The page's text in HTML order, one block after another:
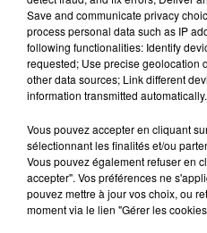
ACTUS RADIO
Save and communicate privacy
process personal data such as IP
following functionalities: Identify
requested; Use precise geolocation
other data sources; Link different
information transmitted automatically.
Vous pouvez accepter en cliquant
sélectionnant les finalités et/ou
Vous pouvez également refuser en
accepter". Vos préférences ne
pouvez mettre à jour vos choix, ou
moment via le lien "Gérer les